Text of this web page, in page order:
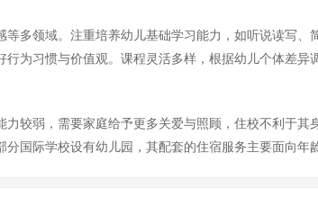
多领域。注重培养幼儿基础学习能力，如听说读写、
为习惯与价值观。课程灵活多样，根据幼儿个体差异
较弱，需要家庭给予更多关爱与照顾，住校不利于
国际学校设有幼儿园，其配套的住宿服务主要面向年